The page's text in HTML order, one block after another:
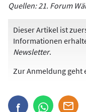
Quellen: 21. Forum
Dieser Artikel ist
Informationen
Newsletter.
Zur Anmeldung geht